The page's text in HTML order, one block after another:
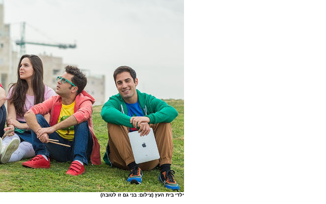
ילדי בית העץ (צילום: בני גם זו לטובה)